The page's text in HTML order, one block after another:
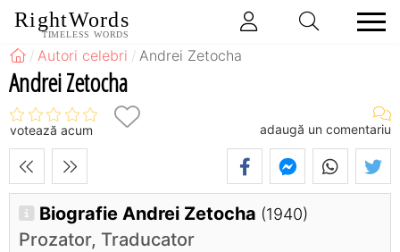
RightWords
TIMELESS WORDS
Autori celebri Andrei Zetocha
Andrei Zetocha
votează acum adaugă un comentariu
Biografie Andrei Zetocha (1940)
Prozator, Traducator